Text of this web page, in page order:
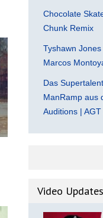
Chocolate
Chunk Remix
Tyshawn
Marcos
Das
ManRamp aus
Auditions |
Video Updates